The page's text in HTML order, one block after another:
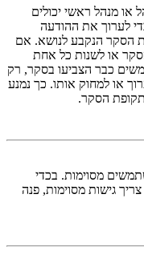
או מנהל ראשי יכולים
לערוך את ההודעה
הסקר הנקבע לנושא. אם
או לשנות כל אחת
כבר הצביעו בסקר, רק
או למחוק אותו. כך נמנע
הסקר.
מסוימות. בכדי
גישות מסוימות, פנה